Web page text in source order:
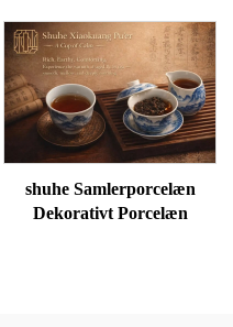
øjnene, genoprette vitalitet
og fjerne blokader i
meridianer.
shuhe Samlerporcelæn
Dekorativt Porcelæn